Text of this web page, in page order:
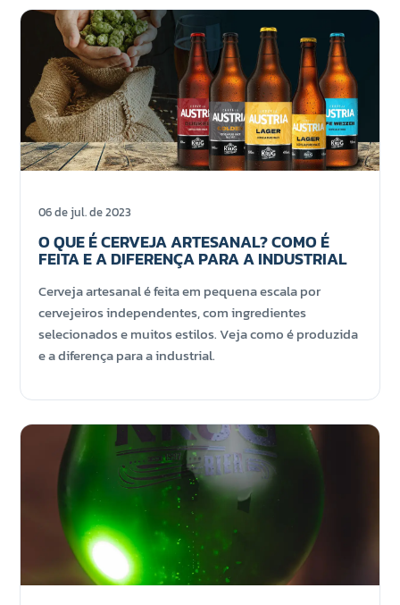
06 de jul. de 2023
O QUE É CERVEJA ARTESANAL? COMO É
FEITA E A DIFERENÇA PARA A INDUSTRIAL
Cerveja artesanal é feita em pequena escala por
cervejeiros independentes, com ingredientes
selecionados e muitos estilos. Veja como é produzida
e a diferença para a industrial.